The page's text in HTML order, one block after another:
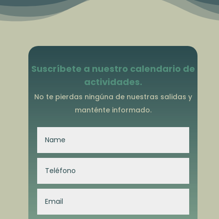
Suscríbete a nuestro calendario de
actividades.
No te pierdas ningúna de nuestras salidas y
manténte informado.